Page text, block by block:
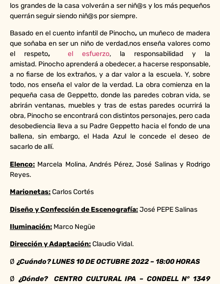
los grandes de la casa volverán a ser niñ@s y los más pequeños
querrán seguir siendo niñ@s por siempre.
Basado en el cuento infantil de Pinocho, un muñeco de madera
que soñaba en ser un niño de verdad,nos enseña valores como
el respeto, el esfuerzo, la responsabilidad y la
amistad. Pinocho aprenderá a obedecer, a hacerse responsable,
a no fiarse de los extraños, y a dar valor a la escuela. Y, sobre
todo, nos enseña el valor de la verdad. La obra comienza en la
pequeña casa de Geppetto, donde las paredes cobran vida, se
abrirán ventanas, muebles y tras de estas paredes ocurrirá la
obra, Pinocho se encontrará con distintos personajes, pero cada
desobediencia lleva a su Padre Geppetto hacia el fondo de una
ballena, sin embargo, el Hada Azul le concede el deseo de
sacarlo de allí.
Elenco: Marcela Molina, Andrés Pérez, José Salinas y Rodrigo
Reyes.
Marionetas:Carlos Cortés
Diseño y Confección de Escenografía:José PEPE Salinas
Iluminación: Marco Negüe
Dirección y Adaptación:Claudio Vidal.
Ø ¿Cuándo?LUNES10 DE OCTUBRE 2022 – 18:00 HORAS
Ø ¿Dónde?CENTRO CULTURAL IPA – CONDELL N° 1349